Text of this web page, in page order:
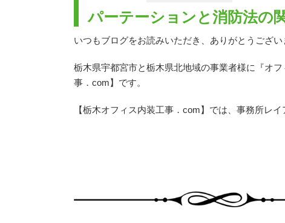
パーテーションと消防法の
いつもブログをお読みいただき、ありがとうござい
栃木県宇都宮市と栃木県北地域の事業者様に『オ
事．com】です。
【栃木オフィス内装工事．com】では、事務所レ